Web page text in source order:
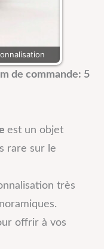
de commande: 5
est un objet
rare sur le
très
offrir à vos